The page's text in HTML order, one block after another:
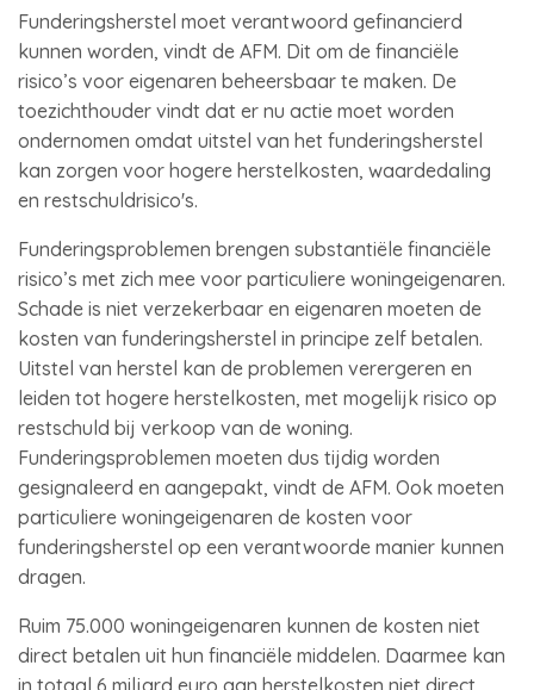
Funderingsherstel moet verantwoord gefinancierd
kunnen worden, vindt de AFM. Dit om de financiële
risico’s voor eigenaren beheersbaar te maken. De
toezichthouder vindt dat er nu actie moet worden
ondernomen omdat uitstel van het funderingsherstel
kan zorgen voor hogere herstelkosten, waardedaling
en restschuldrisico's.
Funderingsproblemen brengen substantiële financiële
risico’s met zich mee voor particuliere woningeigenaren.
Schade is niet verzekerbaar en eigenaren moeten de
kosten van funderingsherstel in principe zelf betalen.
Uitstel van herstel kan de problemen verergeren en
leiden tot hogere herstelkosten, met mogelijk risico op
restschuld bij verkoop van de woning.
Funderingsproblemen moeten dus tijdig worden
gesignaleerd en aangepakt, vindt de AFM. Ook moeten
particuliere woningeigenaren de kosten voor
funderingsherstel op een verantwoorde manier kunnen
dragen.
Ruim 75.000 woningeigenaren kunnen de kosten niet
direct betalen uit hun financiële middelen. Daarmee kan
in totaal 6 miljard euro aan herstelkosten niet direct